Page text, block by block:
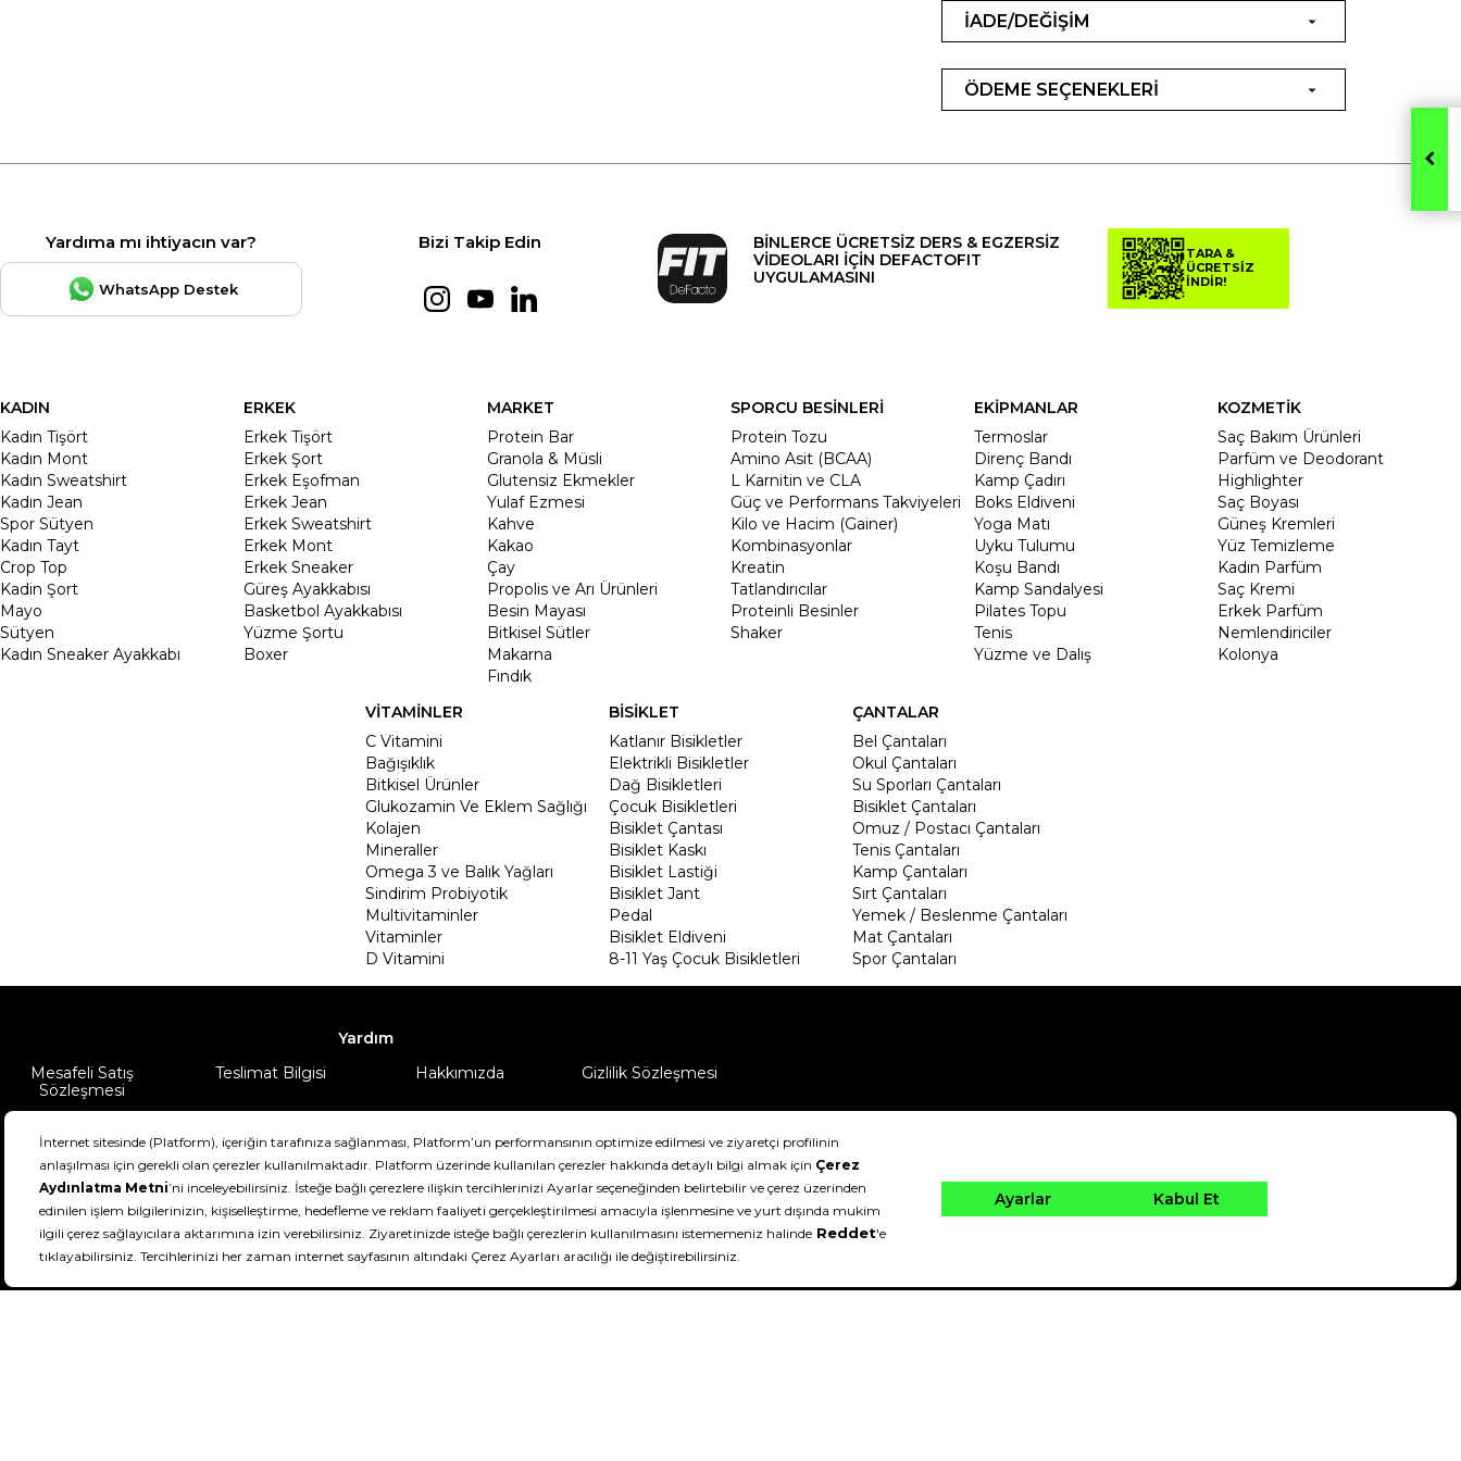
İADE/DEĞİŞİM
ÖDEME SEÇENEKLERİ
Yardıma mı ihtiyacın var?
WhatsApp Destek
Bizi Takip Edin
BİNLERCE ÜCRETSİZ DERS & EGZERSİZ
VİDEOLARI İÇİN DEFACTOFIT
UYGULAMASINI
TARA &
ÜCRETSİZ
İNDİR!
KADIN
Kadın Tişört
Kadın Mont
Kadın Sweatshirt
Kadın Jean
Spor Sütyen
Kadın Tayt
Crop Top
Kadin Şort
Mayo
Sütyen
Kadın Sneaker Ayakkabı
ERKEK
Erkek Tişört
Erkek Şort
Erkek Eşofman
Erkek Jean
Erkek Sweatshirt
Erkek Mont
Erkek Sneaker
Güreş Ayakkabısı
Basketbol Ayakkabısı
Yüzme Şortu
Boxer
MARKET
Protein Bar
Granola & Müsli
Glutensiz Ekmekler
Yulaf Ezmesi
Kahve
Kakao
Çay
Propolis ve Arı Ürünleri
Besin Mayası
Bitkisel Sütler
Makarna
Fındık
SPORCU BESİNLERİ
Protein Tozu
Amino Asit (BCAA)
L Karnitin ve CLA
Güç ve Performans Takviyeleri
Kilo ve Hacim (Gainer)
Kombinasyonlar
Kreatin
Tatlandırıcılar
Proteinli Besinler
Shaker
EKİPMANLAR
Termoslar
Direnç Bandı
Kamp Çadırı
Boks Eldiveni
Yoga Matı
Uyku Tulumu
Koşu Bandı
Kamp Sandalyesi
Pilates Topu
Tenis
Yüzme ve Dalış
KOZMETİK
Saç Bakım Ürünleri
Parfüm ve Deodorant
Highlighter
Saç Boyası
Güneş Kremleri
Yüz Temizleme
Kadın Parfüm
Saç Kremi
Erkek Parfüm
Nemlendiriciler
Kolonya
VİTAMİNLER
C Vitamini
Bağışıklık
Bitkisel Ürünler
Glukozamin Ve Eklem Sağlığı
Kolajen
Mineraller
Omega 3 ve Balık Yağları
Sindirim Probiyotik
Multivitaminler
Vitaminler
D Vitamini
BİSİKLET
Katlanır Bisikletler
Elektrikli Bisikletler
Dağ Bisikletleri
Çocuk Bisikletleri
Bisiklet Çantası
Bisiklet Kaskı
Bisiklet Lastiği
Bisiklet Jant
Pedal
Bisiklet Eldiveni
8-11 Yaş Çocuk Bisikletleri
ÇANTALAR
Bel Çantaları
Okul Çantaları
Su Sporları Çantaları
Bisiklet Çantaları
Omuz / Postacı Çantaları
Tenis Çantaları
Kamp Çantaları
Sırt Çantaları
Yemek / Beslenme Çantaları
Mat Çantaları
Spor Çantaları
Yardım
Mesafeli Satış
Sözleşmesi
Teslimat Bilgisi Hakkımızda Gizlilik Sözleşmesi
DeFactoFIT ©️ 2022-2026. Tüm hakları saklıdır.